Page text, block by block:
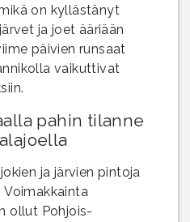
on kyllästänyt
ja joet ääriään
päivien runsaat
vaikuttivat
pahin tilanne
ja järvien pintoja
Voimakkainta
ollut Pohjois-